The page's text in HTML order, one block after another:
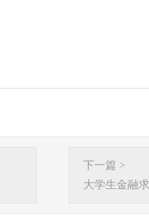
下一篇 >
大学生金融